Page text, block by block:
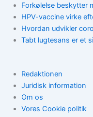
Forkølelse beskytter
HPV-vaccine virke
Hvordan udvikler
Tabt lugtesans er et
Redaktionen
Juridisk information
Om os
Vores Cookie politik